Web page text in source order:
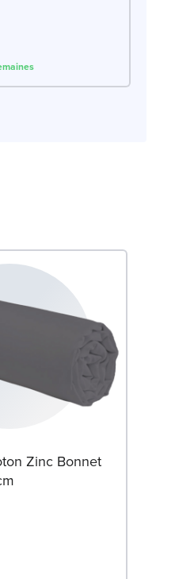
Zinc Bonnet